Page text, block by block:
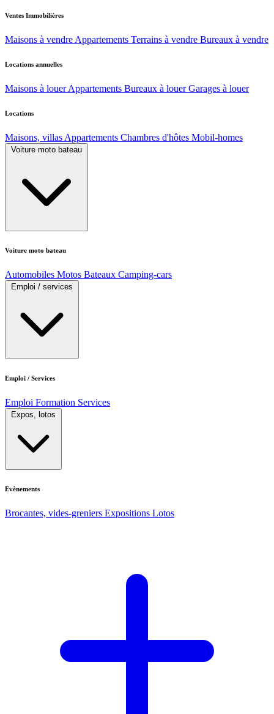
Ventes Immobilières
Maisons à vendre Appartements Terrains à vendre Bureaux à vendre
Locations annuelles
Maisons à louer Appartements Bureaux à louer Garages à louer
Locations
Maisons, villas Appartements Chambres d'hôtes Mobil-homes
Voiture moto bateau
Voiture moto bateau
Automobiles Motos Bateaux Camping-cars
Emploi / services
Emploi / Services
Emploi Formation Services
Expos, lotos
Evènements
Brocantes, vides-greniers Expositions Lotos